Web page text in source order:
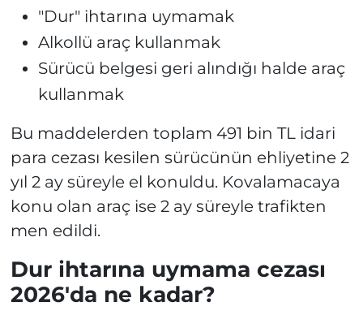
"Dur" ihtarına uymamak
Alkollü araç kullanmak
Sürücü belgesi geri alındığı halde araç
kullanmak
Bu maddelerden toplam 491 bin TL idari
para cezası kesilen sürücünün ehliyetine 2
yıl 2 ay süreyle el konuldu. Kovalamacaya
konu olan araç ise 2 ay süreyle trafikten
men edildi.
Dur ihtarına uymama cezası
2026'da ne kadar?